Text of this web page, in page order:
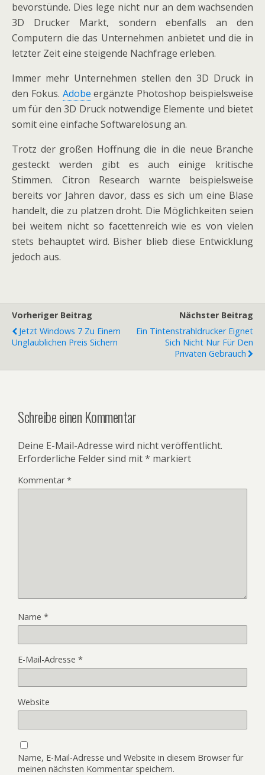
bevorstünde. Dies lege nicht nur an dem wachsenden
3D Drucker Markt, sondern ebenfalls an den
Computern die das Unternehmen anbietet und die in
letzter Zeit eine steigende Nachfrage erleben.
Immer mehr Unternehmen stellen den 3D Druck in
den Fokus. Adobe ergänzte Photoshop beispielsweise
um für den 3D Druck notwendige Elemente und bietet
somit eine einfache Softwarelösung an.
Trotz der großen Hoffnung die in die neue Branche
gesteckt werden gibt es auch einige kritische
Stimmen. Citron Research warnte beispielsweise
bereits vor Jahren davor, dass es sich um eine Blase
handelt, die zu platzen droht. Die Möglichkeiten seien
bei weitem nicht so facettenreich wie es von vielen
stets behauptet wird. Bisher blieb diese Entwicklung
jedoch aus.
Vorheriger Beitrag
Jetzt Windows 7 Zu Einem
Unglaublichen Preis Sichern
Nächster Beitrag
Ein Tintenstrahldrucker Eignet
Sich Nicht Nur Für Den
Privaten Gebrauch
Schreibe einen Kommentar
Deine E-Mail-Adresse wird nicht veröffentlicht.
Erforderliche Felder sind mit* markiert
Kommentar*
Name *
E-Mail-Adresse *
Website
Name, E-Mail-Adresse und Website in diesem Browser für
meinen nächsten Kommentar speichern.